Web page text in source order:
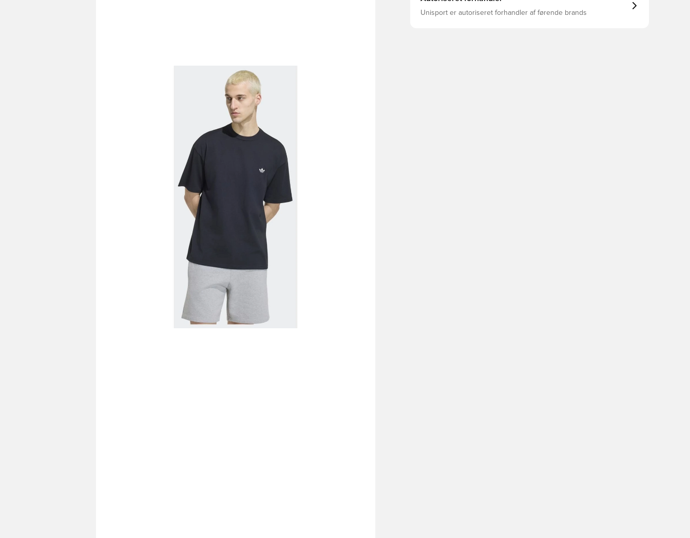
skuldre adidas Trefoil
Unisport er autoriseret forhandler af førende brands